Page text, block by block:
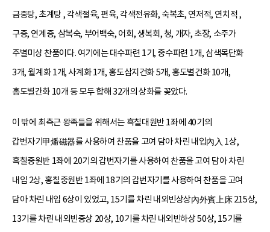
금중탕, 초계탕 , 각색절육, 편육, 각색전유화, 숙복초, 연저적, 연치적 ,
구증, 연계증, 삼복숙, 부어백숙, 어회, 생복회, 청, 개자, 초장, 소주가
주별미상 찬품이다. 여기에는 대수파련 1기, 중수파련 1개, 삼색목단화
3개, 월계화 1개, 사계화 1개, 홍도삼지건화 5개, 홍도별건화 10개,
홍도별간화 10개 등 모두 합해 32개의 상화를 꽂았다.
이 밖에 최측근 왕족들을 위해서는 흑칠대원반 1좌에 40기의
갑번자기甲燔磁器를 사용하여 찬품을 고여 담아 차린 내입內入 1상,
흑칠중원반 1좌에 20기의 갑번자기를 사용하여 찬품을 고여 담아 차린
내입 2상, 홍칠중원반 1좌에 18기의 갑번자기를 사용하여 찬품을 고여
담아 차린 내입 6상이 있었고, 15기를 차린 내외빈상상內外賓上床 215상,
13기를 차린 내외빈중상 20상, 10기를 차린 내외빈하상 50상, 15기를